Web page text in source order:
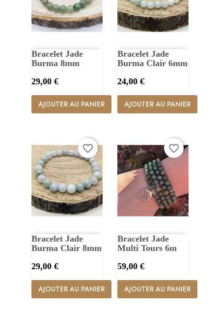
Bracelet Jade
Burma 8mm
Prix
29,00 €
AJOUTER AU PANIER
Bracelet Jade
Burma Clair 6mm
Prix
24,00 €
AJOUTER AU PANIER
Bracelet Jade
Burma Clair 8mm
Prix
29,00 €
AJOUTER AU PANIER
favorite_border
Bracelet Jade
Multi Tours 6m
Prix
59,00 €
AJOUTER AU PANIER
favorite_border